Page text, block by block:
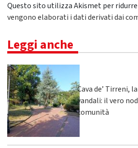
Questo sito utilizza Akismet per
vengono elaborati i dati derivati dai
Leggi anche
Cava de’ Tirreni,
vandali: il vero
comunità